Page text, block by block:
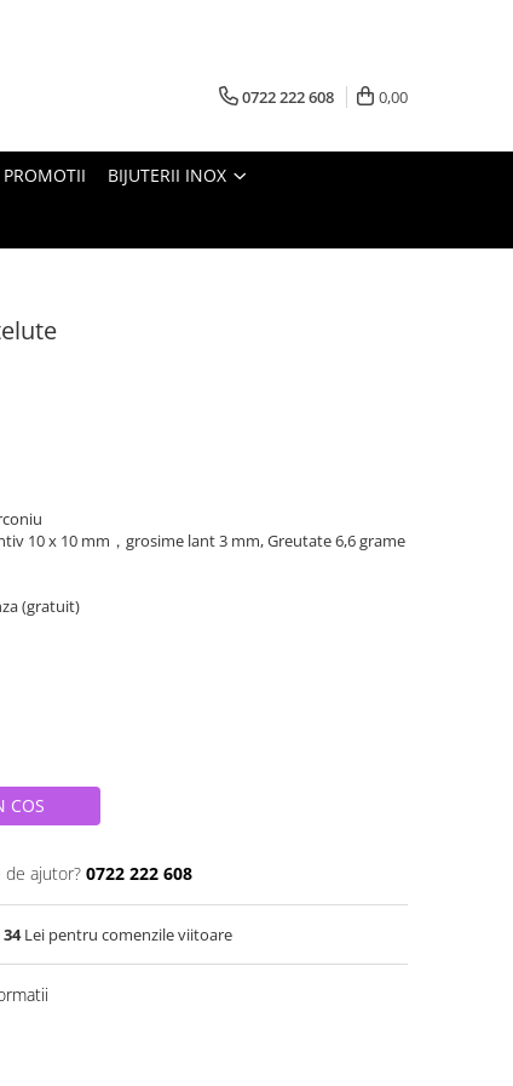
0722 222 608 0,00
PROMOTII BIJUTERII INOX
10 x 10 mm，grosime lant 3 mm, Greutate 6,6 grame
(gratuit)
COS
de ajutor? 0722 222 608
34Lei pentru comenzile viitoare